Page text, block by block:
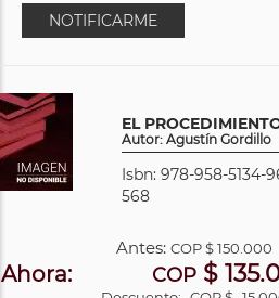
NOTIFICARME
EL
Autor: Agustín Gordillo
Isbn: 978-958-5134-
568
Antes:COP$ 150.000
Ahora: COP$